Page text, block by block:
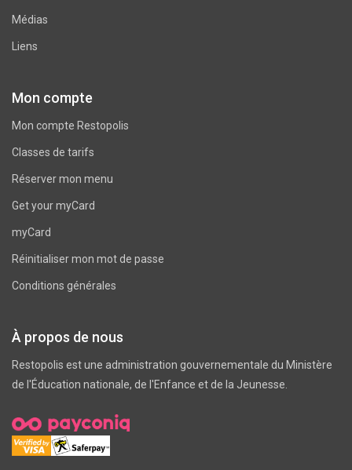
Médias
Liens
Mon compte
Mon compte Restopolis
Classes de tarifs
Réserver mon menu
Get your myCard
myCard
Réinitialiser mon mot de passe
Conditions générales
À propos de nous
Restopolis est une administration gouvernementale du Ministère
de l'Éducation nationale, de l'Enfance et de la Jeunesse